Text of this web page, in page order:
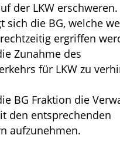
der LKW erschweren.
sich die BG, welche
ergriffen
Zunahme des
für LKW zu
BG Fraktion die
den entsprechenden
aufzunehmen.